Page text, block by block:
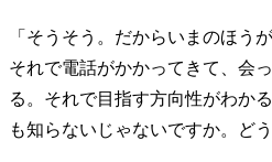
熱狂できるもの
一生モノの愛
私を彩るエッセンス
60代の
70代のグランドデザイン
「そうそう。だからいまのほう
それで電話がかかってきて、会
る。それで目指す方向性がわか
も知らないじゃないですか。ど